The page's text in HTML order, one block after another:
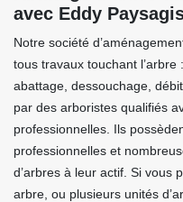
avec Eddy
Notre société
tous travaux touchant
abattage, dessouchage,
par des arboristes qualifiés
professionnelles. Ils
professionnelles et
d’arbres à leur actif. Si vous
arbre, ou plusieurs unités